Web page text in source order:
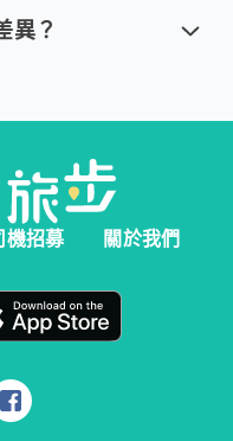
異？
機招募 關於我們